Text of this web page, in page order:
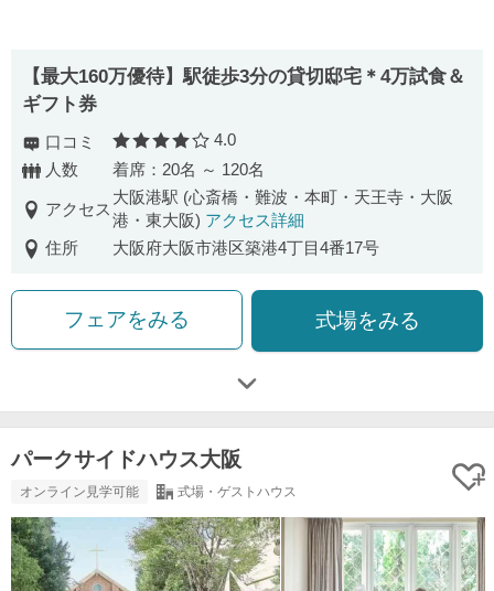
【最大160万優待】駅徒歩3分の貸切邸宅＊4万試食＆
ギフト券
口コミ 口コミ評価
4.0
人数
着席：20名 ～ 120名
アクセス
大阪港駅 (心斎橋・難波・本町・天王寺・大阪
港・東大阪) アクセス詳細
住所
大阪府大阪市港区築港4丁目4番17号
フェアをみる 式場をみる
パークサイドハウス大阪
オンライン見学可能 式場・ゲストハウス